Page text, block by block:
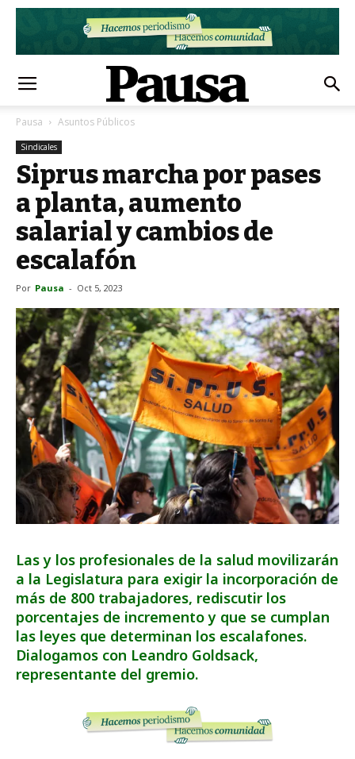
Pausa Asuntos Públicos
Sindicales
Siprus marcha por pases
a planta, aumento
salarial y cambios de
escalafón
Por Pausa - Oct 5, 2023
Las y los profesionales de la salud movilizarán
a la Legislatura para exigir la incorporación de
más de 800 trabajadores, rediscutir los
porcentajes de incremento y que se cumplan
las leyes que determinan los escalafones.
Dialogamos con Leandro Goldsack,
representante del gremio.